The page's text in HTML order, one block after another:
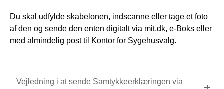
Du skal udfylde skabelonen, indscanne eller tage et foto
af den og sende den enten digitalt via mit.dk, e-Boks eller
med almindelig post til Kontor for Sygehusvalg.
Vejledning i at sende Samtykkeerklæringen via